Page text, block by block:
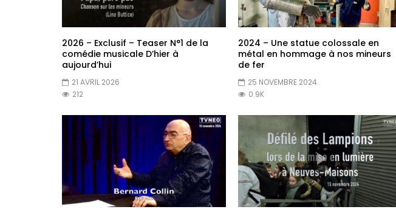
2026 – Exclusif – Teaser N°1 de la
comédie musicale D’hier à
aujourd’hui
21 AVRIL 2026
212
2024 – Une statue colossale en
métal en hommage à nos mineurs
de fer
25 NOVEMBRE 2024
0.9K